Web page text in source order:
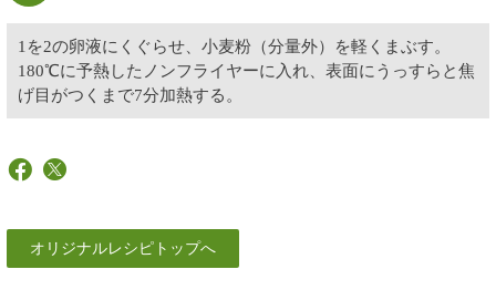
1を2の卵液にくぐらせ、小麦粉（分量外）を軽くまぶす。
180℃に予熱したノンフライヤーに入れ、表面にうっすらと焦
げ目がつくまで7分加熱する。
オリジナルレシピトップへ